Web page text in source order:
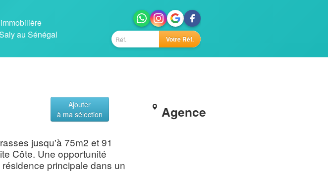
au Sénégal
Votre Réf.
Ajouter
à ma sélection
jusqu'à 75m2 et 91
Côte. Une opportunité
principale dans un
Agence